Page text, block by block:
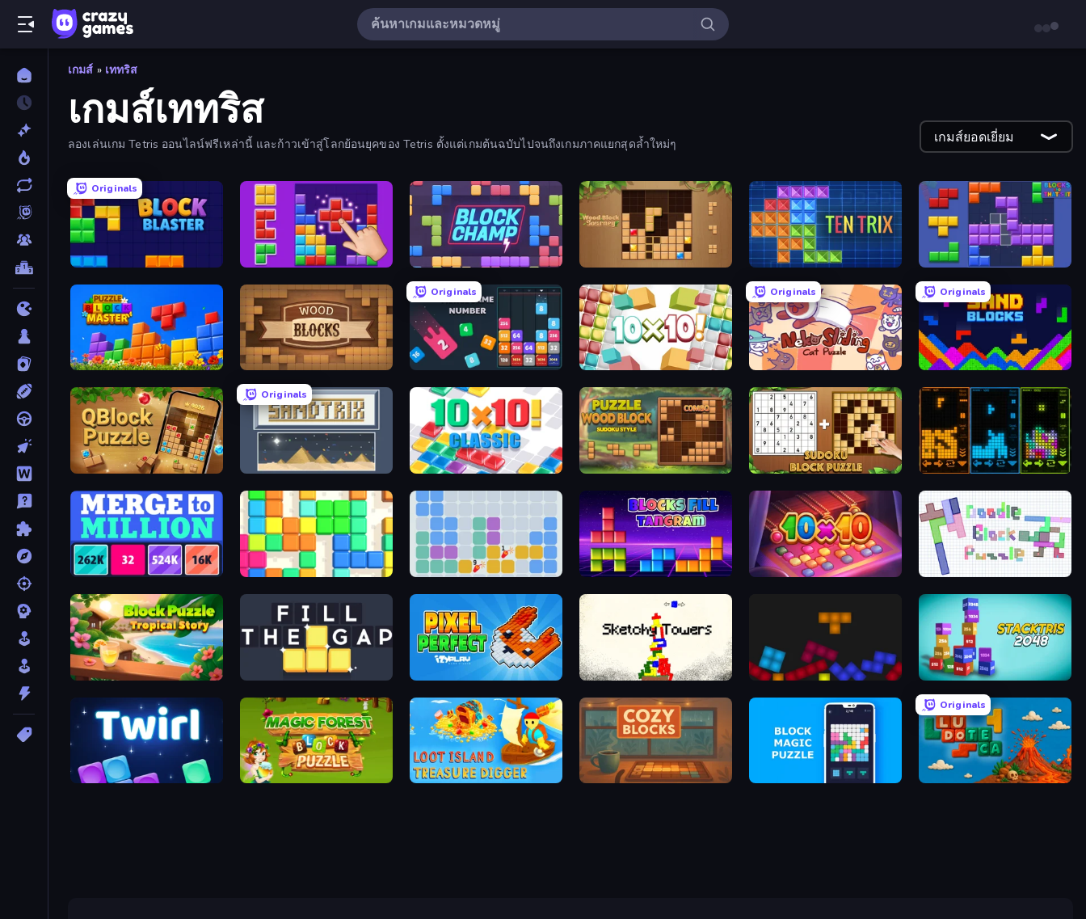
เกมส์ » เททริส
เกมส์เททริส
ลองเล่นเกม Tetris ออนไลน์ฟรีเหล่านี้ และก้าวเข้าสู่โลกย้อนยุคของ Tetris ตั้งแต่เกมต้นฉบับไปจนถึงเกมภาคแยกสุดล้ำใหม่ๆ เกมส์ยอดเยี่ยม
Originals
Block Blaster BlockBuster Puzzle Block Champ Wood Block Journey TenTrix Blocks and that’s it
Puzzle Block Master Wood Blocks
Originals
Drop & Merge the Numbers 10x10
Originals
Neko Sliding: Cat Puzzle
Originals
Sand Blocks
QBlock Puzzle Blast
Originals
Sandtrix 10x10! Classic Puzzle Wood Block Sudoku Block Puzzle ColorTris
Merge to Million Blocks Block Puzzle Plus Blocks Fill Tangram 10x10! Arabian Nights Doodle Block Puzzle
Block Puzzle Tropical Story Fill the Gap Sketchy Towers Tetris with Physics Stacktris 2048
Twirl Magic Forest: Block Puzzle Loot Island - Treasure Digger Cozy Blocks Block Magic Puzzle
Originals
Ludoteca